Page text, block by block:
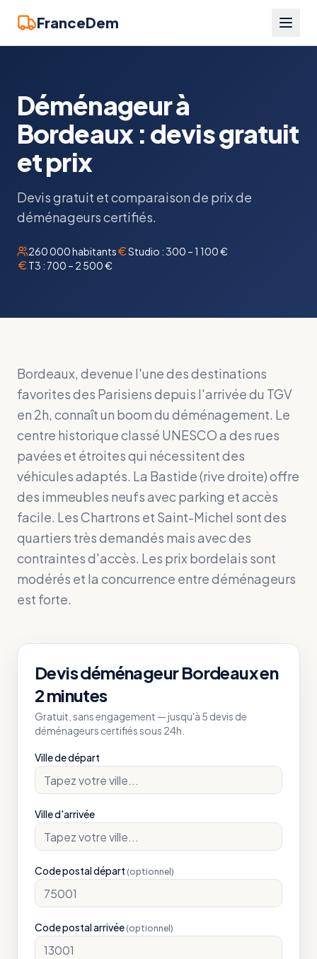
FranceDem
Déménageur à
Bordeaux : devis gratuit
et prix
Devis gratuit et comparaison de prix de
déménageurs certifiés.
260 000habitants Studio :300 – 1 100 €
T3 : 700 – 2 500 €
Bordeaux, devenue l'une des destinations
favorites des Parisiens depuis l'arrivée du TGV
en 2h, connaît un boom du déménagement. Le
centre historique classé UNESCO a des rues
pavées et étroites qui nécessitent des
véhicules adaptés. La Bastide (rive droite) offre
des immeubles neufs avec parking et accès
facile. Les Chartrons et Saint-Michel sont des
quartiers très demandés mais avec des
contraintes d'accès. Les prix bordelais sont
modérés et la concurrence entre déménageurs
est forte.
Devis déménageurBordeauxen
2 minutes
Gratuit, sans engagement — jusqu'à 5 devis de
déménageurs certifiés sous 24h.
Ville de départ
Ville d'arrivée
Code postal départ (optionnel)
Code postal arrivée (optionnel)